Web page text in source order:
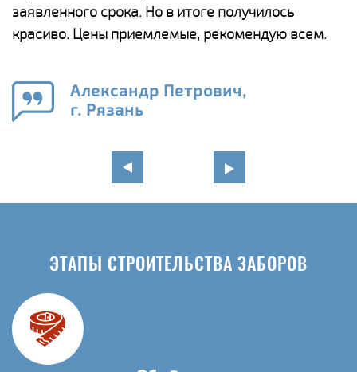
заявленного срока. Но в итоге получилось
красиво. Цены приемлемые, рекомендую всем.
Александр Петрович,
г. Рязань
ЭТАПЫ СТРОИТЕЛЬСТВА ЗАБОРОВ